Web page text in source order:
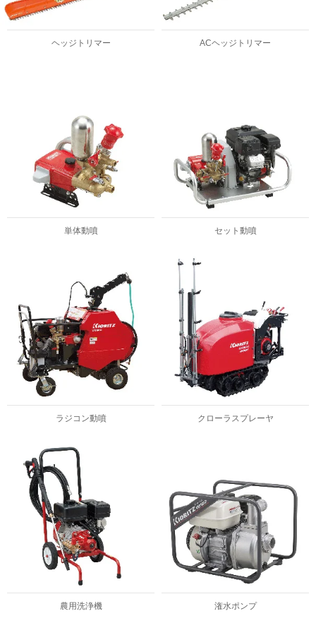
ヘッジトリマー ACヘッジトリマー
単体動噴 セット動噴
ラジコン動噴 クローラスプレーヤ
農用洗浄機 潅水ポンプ